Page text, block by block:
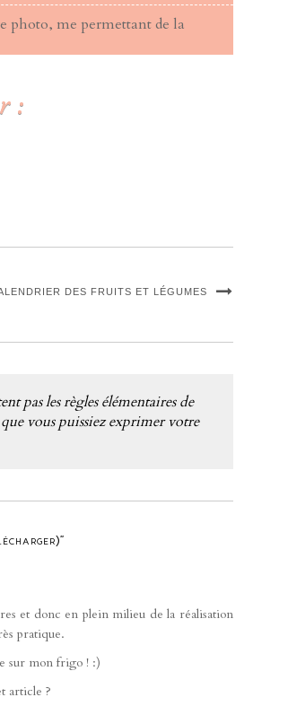
photo, me permettant de la
:
DES FRUITS ET LÉGUMES
pas les règles élémentaires de
vous puissiez exprimer votre
et donc en plein milieu de la réalisation
pratique.
sur mon frigo ! :)
article ?